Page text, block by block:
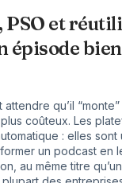
et
épisode
qu’il “monte”
coûteux. Les
: elles sont
un podcast en
au même titre